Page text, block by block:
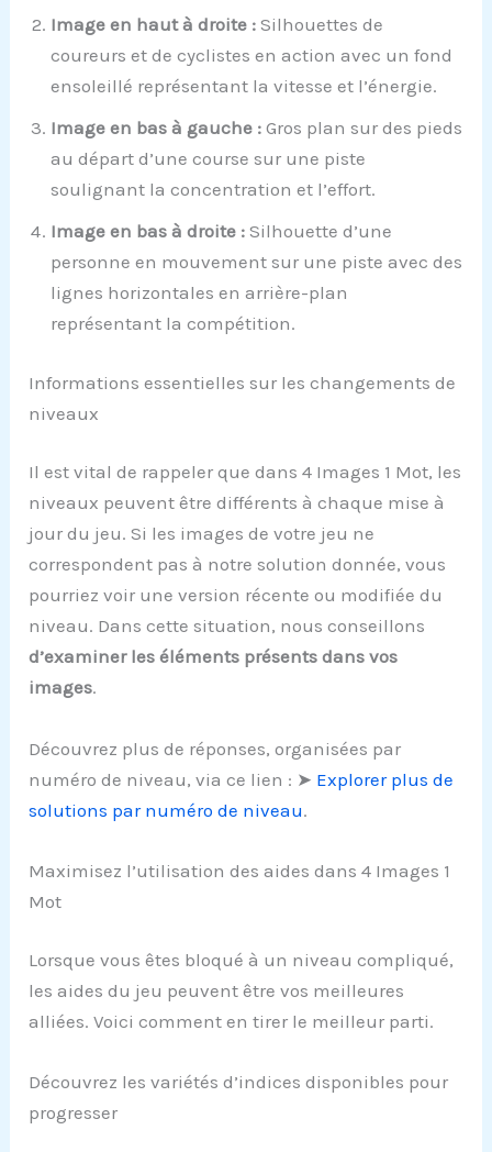
Image en haut à droite : Silhouettes de
coureurs et de cyclistes en action avec un fond
ensoleillé représentant la vitesse et l’énergie.
Image en bas à gauche : Gros plan sur des pieds
au départ d’une course sur une piste
soulignant la concentration et l’effort.
Image en bas à droite : Silhouette d’une
personne en mouvement sur une piste avec des
lignes horizontales en arrière-plan
représentant la compétition.
Informations essentielles sur les changements de
niveaux
Il est vital de rappeler que dans 4 Images 1 Mot, les
niveaux peuvent être différents à chaque mise à
jour du jeu. Si les images de votre jeu ne
correspondent pas à notre solution donnée, vous
pourriez voir une version récente ou modifiée du
niveau. Dans cette situation, nous conseillons
d’examiner les éléments présents dans vos
images.
Découvrez plus de réponses, organisées par
numéro de niveau, via ce lien : ➤ Explorer plus de
solutions par numéro de niveau.
Maximisez l’utilisation des aides dans 4 Images 1
Mot
Lorsque vous êtes bloqué à un niveau compliqué,
les aides du jeu peuvent être vos meilleures
alliées. Voici comment en tirer le meilleur parti.
Découvrez les variétés d’indices disponibles pour
progresser